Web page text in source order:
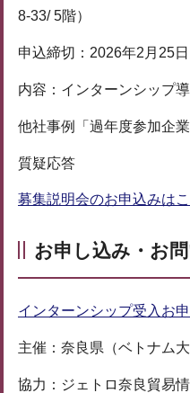
8-33/ 5階）
申込締切：2026年2月25
内容：インターンシップ
他社事例「過年度参加企
質疑応答
募集説明会のお申込みは
お申し込み・お
インターンシップ受入お
主催：奈良県（ベトナム
協力：ジェトロ奈良貿易